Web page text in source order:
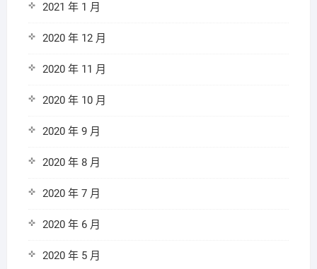
2021 年 1 月
2020 年 12 月
2020 年 11 月
2020 年 10 月
2020 年 9 月
2020 年 8 月
2020 年 7 月
2020 年 6 月
2020 年 5 月